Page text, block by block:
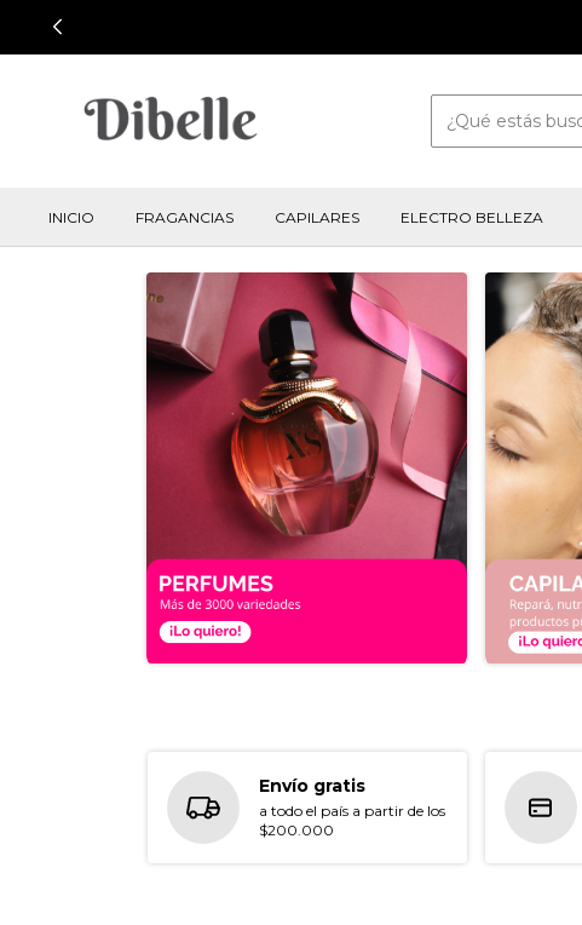
INICIO FRAGANCIAS CAPILARES ELECTRO BELLEZA
Envío gratis
a todo el país a partir de los
$200.000